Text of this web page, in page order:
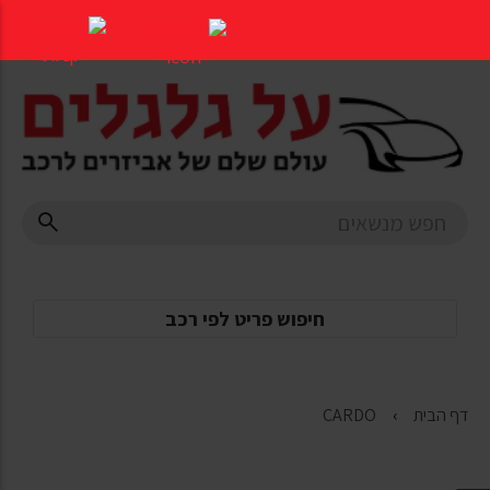
העמוד
חיפוש פריט לפי רכב
דף הבית CARDO